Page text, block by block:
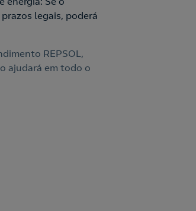
legais, poderá
REPSOL,
ajudará em todo o